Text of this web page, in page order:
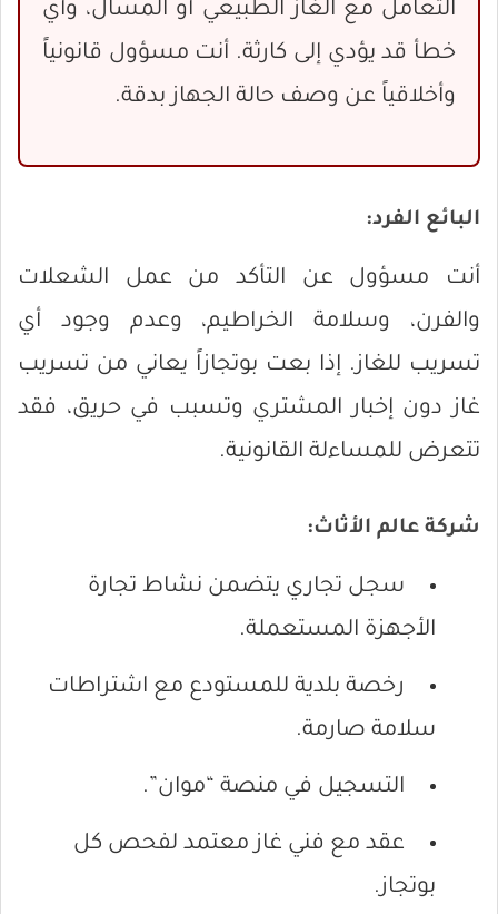
التعامل مع الغاز الطبيعي أو المسال، وأي
خطأ قد يؤدي إلى كارثة. أنت مسؤول قانونياً
وأخلاقياً عن وصف حالة الجهاز بدقة.
البائع الفرد:
أنت مسؤول عن التأكد من عمل الشعلات
والفرن، وسلامة الخراطيم، وعدم وجود أي
تسريب للغاز. إذا بعت بوتجازاً يعاني من تسريب
غاز دون إخبار المشتري وتسبب في حريق، فقد
تتعرض للمساءلة القانونية.
شركة عالم الأثاث:
سجل تجاري يتضمن نشاط تجارة
الأجهزة المستعملة.
رخصة بلدية للمستودع مع اشتراطات
سلامة صارمة.
التسجيل في منصة “موان”.
عقد مع فني غاز معتمد لفحص كل
بوتجاز.